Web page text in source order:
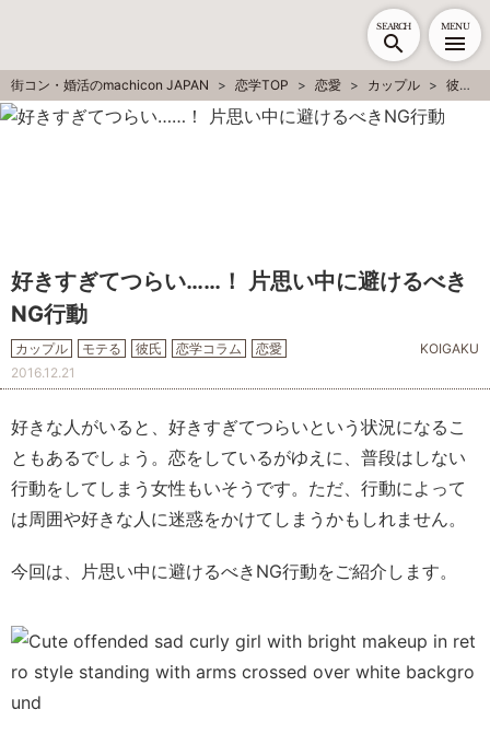
SEARCH MENU
街コン・婚活のmachicon JAPAN 恋学TOP 恋愛 カップル 彼氏
好きすぎてつらい……！ 片思い中に避けるべき
NG行動
カップル モテる 彼氏 恋学コラム 恋愛
KOIGAKU
2016.12.21
好きな人がいると、好きすぎてつらいという状況になるこ
ともあるでしょう。恋をしているがゆえに、普段はしない
行動をしてしまう女性もいそうです。ただ、行動によって
は周囲や好きな人に迷惑をかけてしまうかもしれません。
今回は、片思い中に避けるべきNG行動をご紹介します。